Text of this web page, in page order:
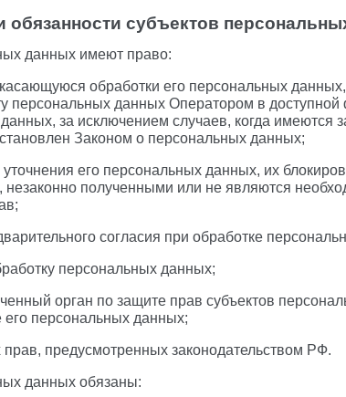
обязанности субъектов
данных имеют право:
обработки его персональных
персональных данных Оператором в
за исключением случаев, когда
Законом о персональных данных;
уточнения его персональных данных, их
полученными или не являются
согласия при обработке
персональных данных;
орган по защите прав субъектов
персональных данных;
предусмотренных законодательством РФ.
данных обязаны: